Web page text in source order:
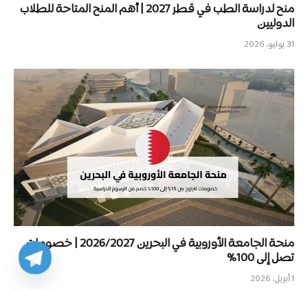
منح لدراسة الطب في قطر 2027 | أهم المنح المتاحة للطلاب
الدوليين
31 يوليو، 2026
منحة الجامعة الأوروبية في البحرين 2026/2027 | خصومات
تصل إلى 100%
1 أبريل، 2026